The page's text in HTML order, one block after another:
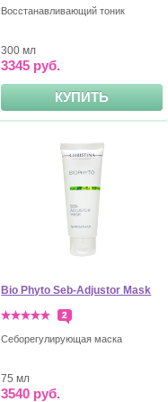
Восстанавливающий тоник
300 мл
3345 руб.
КУПИТЬ
Bio Phyto Seb-Adjustor Mask
2
Себорегулирующая маска
75 мл
3540 руб.